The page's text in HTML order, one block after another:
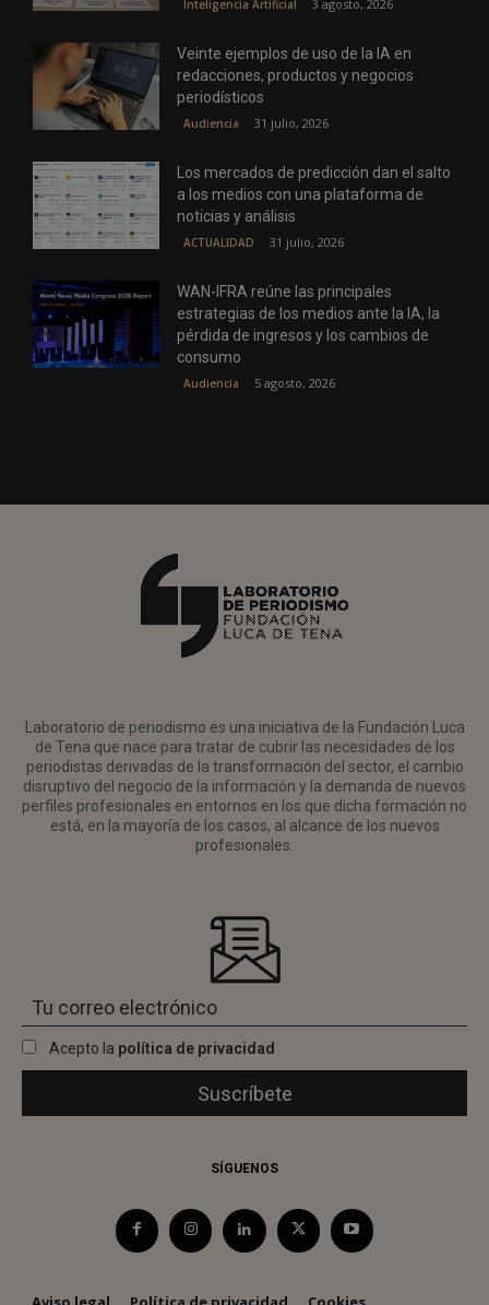
Inteligencia Artificial 3 agosto, 2026
Veinte ejemplos de uso de la IA en
redacciones, productos y negocios
periodísticos
Audiencia 31 julio, 2026
Los mercados de predicción dan el salto
a los medios con una plataforma de
noticias y análisis
ACTUALIDAD 31 julio, 2026
WAN-IFRA reúne las principales
estrategias de los medios ante la IA, la
pérdida de ingresos y los cambios de
consumo
Audiencia 5 agosto, 2026
Laboratorio de periodismo es una iniciativa de la Fundación Luca
de Tena que nace para tratar de cubrir las necesidades de los
periodistas derivadas de la transformación del sector, el cambio
disruptivo del negocio de la información y la demanda de nuevos
perfiles profesionales en entornos en los que dicha formación no
está, en la mayoría de los casos, al alcance de los nuevos
profesionales.
Acepto la política de privacidad
SÍGUENOS